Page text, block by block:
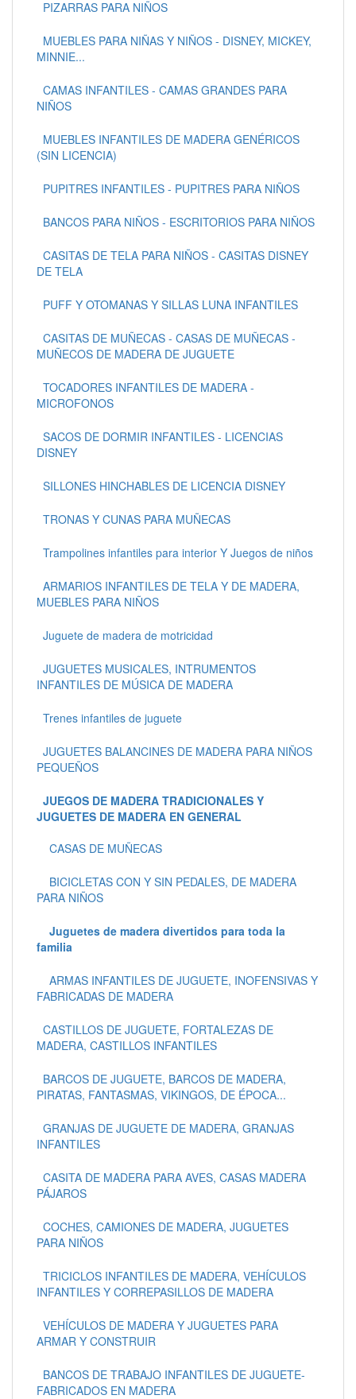
PIZARRAS PARA NIÑOS
MUEBLES PARA NIÑAS Y NIÑOS - DISNEY, MICKEY,
MINNIE...
CAMAS INFANTILES - CAMAS GRANDES PARA
NIÑOS
MUEBLES INFANTILES DE MADERA GENÉRICOS
(SIN LICENCIA)
PUPITRES INFANTILES - PUPITRES PARA NIÑOS
BANCOS PARA NIÑOS - ESCRITORIOS PARA NIÑOS
CASITAS DE TELA PARA NIÑOS - CASITAS DISNEY
DE TELA
PUFF Y OTOMANAS Y SILLAS LUNA INFANTILES
CASITAS DE MUÑECAS - CASAS DE MUÑECAS -
MUÑECOS DE MADERA DE JUGUETE
TOCADORES INFANTILES DE MADERA -
MICROFONOS
SACOS DE DORMIR INFANTILES - LICENCIAS
DISNEY
SILLONES HINCHABLES DE LICENCIA DISNEY
TRONAS Y CUNAS PARA MUÑECAS
Trampolines infantiles para interior Y Juegos de niños
ARMARIOS INFANTILES DE TELA Y DE MADERA,
MUEBLES PARA NIÑOS
Juguete de madera de motricidad
JUGUETES MUSICALES, INTRUMENTOS
INFANTILES DE MÚSICA DE MADERA
Trenes infantiles de juguete
JUGUETES BALANCINES DE MADERA PARA NIÑOS
PEQUEÑOS
JUEGOS DE MADERA TRADICIONALES Y
JUGUETES DE MADERA EN GENERAL
CASAS DE MUÑECAS
BICICLETAS CON Y SIN PEDALES, DE MADERA
PARA NIÑOS
Juguetes de madera divertidos para toda la
familia
ARMAS INFANTILES DE JUGUETE, INOFENSIVAS Y
FABRICADAS DE MADERA
CASTILLOS DE JUGUETE, FORTALEZAS DE
MADERA, CASTILLOS INFANTILES
BARCOS DE JUGUETE, BARCOS DE MADERA,
PIRATAS, FANTASMAS, VIKINGOS, DE ÉPOCA...
GRANJAS DE JUGUETE DE MADERA, GRANJAS
INFANTILES
CASITA DE MADERA PARA AVES, CASAS MADERA
PÁJAROS
COCHES, CAMIONES DE MADERA, JUGUETES
PARA NIÑOS
TRICICLOS INFANTILES DE MADERA, VEHÍCULOS
INFANTILES Y CORREPASILLOS DE MADERA
VEHÍCULOS DE MADERA Y JUGUETES PARA
ARMAR Y CONSTRUIR
BANCOS DE TRABAJO INFANTILES DE JUGUETE-
FABRICADOS EN MADERA